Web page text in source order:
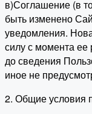
в)Соглашение (в
быть изменено
уведомления.
силу с момента
до сведения
иное не
2. Общие условия